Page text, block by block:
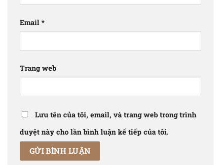
Email *
Trang web
Lưu tên của tôi, email, và trang web trong trình
duyệt này cho lần bình luận kế tiếp của tôi.